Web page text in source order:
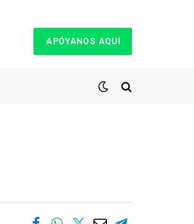
APÓYANOS AQUÍ